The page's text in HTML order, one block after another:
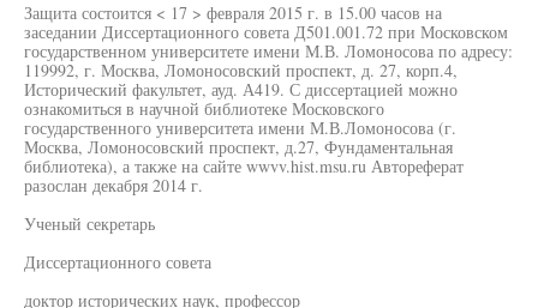
Защита состоится < 17 > февраля 2015 г. в 15.00 часов на
заседании Диссертационного совета Д501.001.72 при Московском
государственном университете имени М.В. Ломоносова по адресу:
119992, г. Москва, Ломоносовский проспект, д. 27, корп.4,
Исторический факультет, ауд. А419. С диссертацией можно
ознакомиться в научной библиотеке Московского
государственного университета имени М.В.Ломоносова (г.
Москва, Ломоносовский проспект, д.27, Фундаментальная
библиотека), а также на сайте wwvv.hist.msu.ru Автореферат
разослан декабря 2014 г.
Ученый секретарь
Диссертационного совета
доктор исторических наук, профессор